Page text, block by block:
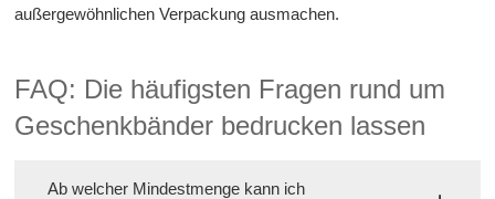
außergewöhnlichen Verpackung ausmachen.
FAQ: Die häufigsten Fragen rund um
Geschenkbänder bedrucken lassen
Ab welcher Mindestmenge kann ich